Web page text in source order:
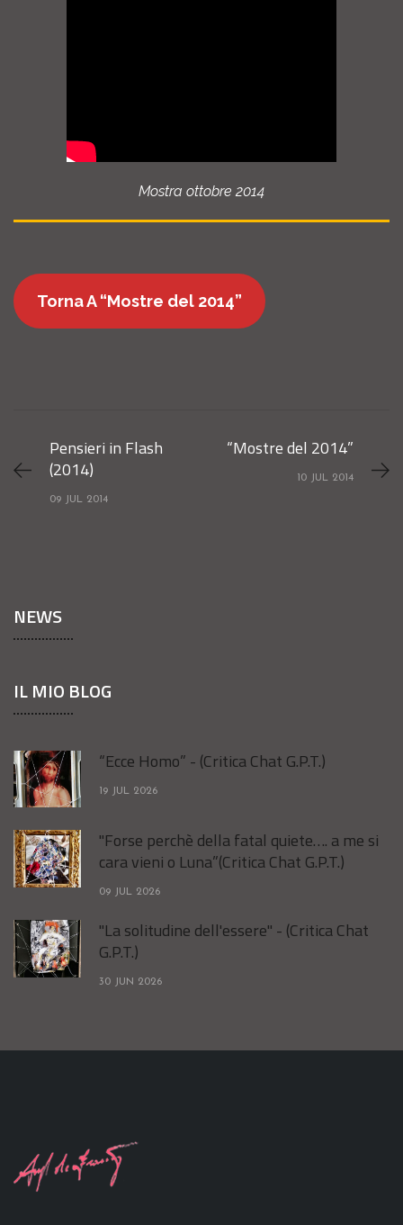
Mostra ottobre 2014
Torna A “Mostre del 2014”
Pensieri in Flash
(2014)
09 JUL 2014
“Mostre del 2014”
10 JUL 2014
NEWS
IL MIO BLOG
“Ecce Homo” - (Critica Chat G.P.T.)
19 JUL 2026
"Forse perchè della fatal quiete…. a me si
cara vieni o Luna”(Critica Chat G.P.T.)
09 JUL 2026
"La solitudine dell'essere" - (Critica Chat
G.P.T.)
30 JUN 2026